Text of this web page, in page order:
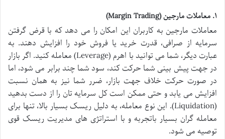
۱. معاملات مارجین (Margin Trading)
معاملات مارجین به کاربران این امکان را می دهد که با قرض گرفتن
سرمایه از صرافی، قدرت خرید یا فروش خود را افزایش دهند. به
عبارت دیگر، شما می توانید با اهرم (Leverage) معامله کنید. اگر بازار
در جهت پیش بینی شما حرکت کند، سود شما چند برابر می شود، اما
در صورت حرکت خلاف جهت بازار، ضرر شما نیز به همان نسبت
افزایش می یابد و حتی ممکن است کل سرمایه تان را از دست بدهید
(Liquidation). این نوع معامله، به دلیل ریسک بسیار بالا، تنها برای
معامله گران بسیار باتجربه و با استراتژی های مدیریت ریسک قوی
توصیه می شود.